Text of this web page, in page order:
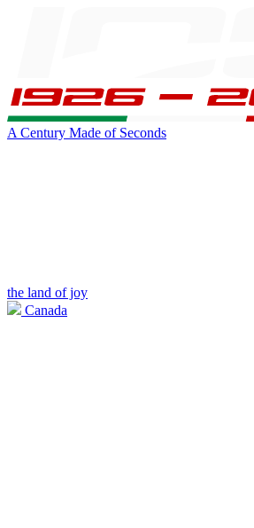
A Century Made of Seconds
the land of joy
Canada